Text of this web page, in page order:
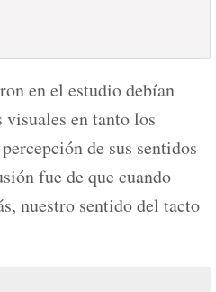
en el estudio debían
visuales en tanto los
de sus sentidos
fue de que cuando
nuestro sentido del tacto